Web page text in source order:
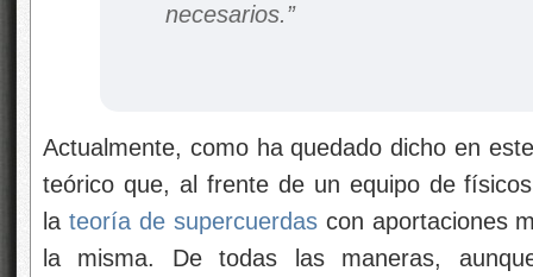
necesarios.”
Actualmente, como ha quedado dicho en
teórico que, al frente de un equipo de
la teoría de supercuerdascon aportaciones
la misma. De todas las maneras,